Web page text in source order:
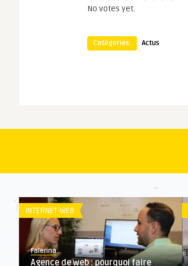
No votes yet.
Catégories: Actus
INTERNET-WEB
Falerina
Agence de web : pourquoi faire